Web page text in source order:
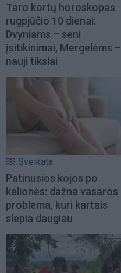
Taro kortų horoskopas
rugpjūčio 10 dienai:
Dvyniams – seni
įsitikinimai, Mergelėms –
nauji tikslai
Sveikata
Patinusios kojos po
kelionės: dažna vasaros
problema, kuri kartais
slepia daugiau